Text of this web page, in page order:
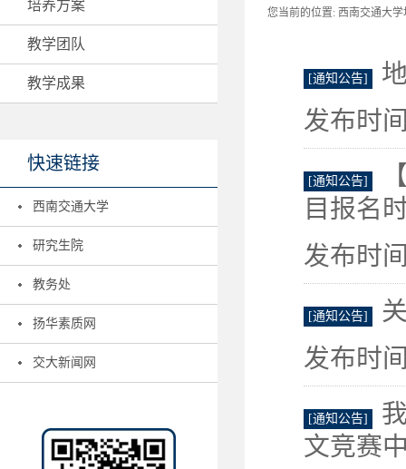
培养方案
教学团队
教学成果
快速链接
西南交通大学
研究生院
教务处
扬华素质网
交大新闻网
您当前的位置: 西南交通大
[通知公告]
发布时
[通知公告]
目报名
发布时
[通知公告]
发布时
[通知公告]
文竞赛